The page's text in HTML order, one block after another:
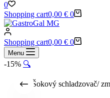
0
Shopping cart0,00 € 0
Shopping cart0,00 € 0
Menu
-15% 🔍